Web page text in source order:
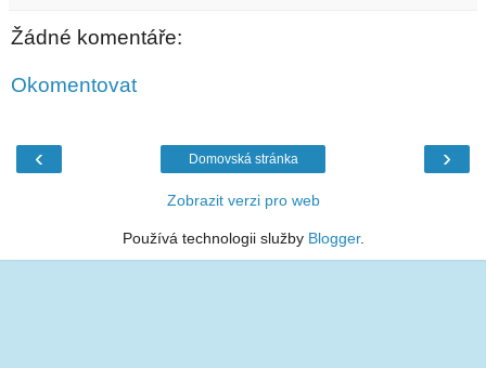
Žádné komentáře:
Okomentovat
‹ ›
Domovská stránka
Zobrazit verzi pro web
Používá technologii služby Blogger.